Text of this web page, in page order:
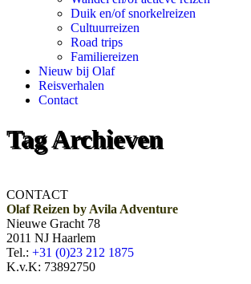
Duik en/of snorkelreizen
Cultuurreizen
Road trips
Familiereizen
Nieuw bij Olaf
Reisverhalen
Contact
Tag Archieven
CONTACT
Olaf Reizen by Avila Adventure
Nieuwe Gracht 78
2011 NJ Haarlem
Tel.: +31 (0)23 212 1875
K.v.K: 73892750